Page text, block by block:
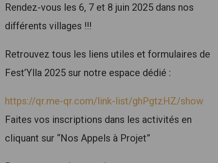
Rendez-vous les 6, 7 et 8 juin 2025 dans nos
différents villages !!!
Retrouvez tous les liens utiles et formulaires de
Fest’Ylla 2025 sur notre espace dédié :
https://qr.me-qr.com/link-list/ghPgtzHZ/show
Faites vos inscriptions dans les activités en
cliquant sur “Nos Appels à Projet”